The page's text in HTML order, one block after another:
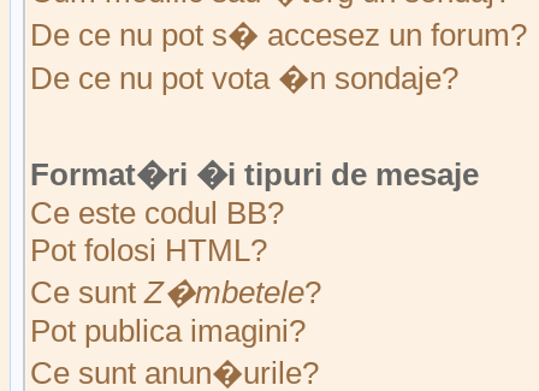
De ce nu pot s� accesez un forum?
De ce nu pot vota �n sondaje?
Format�ri �i tipuri de mesaje
Ce este codul BB?
Pot folosi HTML?
Ce suntZ�mbetele?
Pot publica imagini?
Ce sunt anun�urile?